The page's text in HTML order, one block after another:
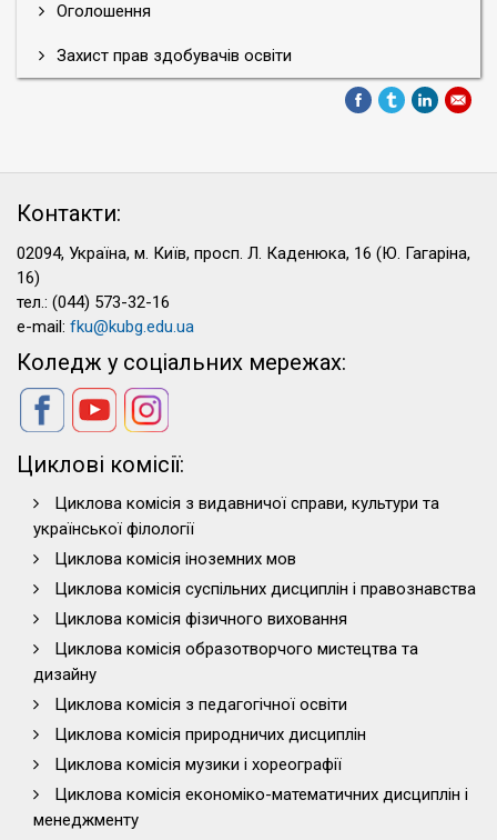
Оголошення
Захист прав здобувачів освіти
Контакти:
02094, Україна, м. Київ, просп. Л. Каденюка, 16 (Ю. Гагаріна,
16)
тел.: (044) 573-32-16
e-mail: fku@kubg.edu.ua
Коледж у соціальних мережах:
Циклові комісії:
Циклова комісія з видавничої справи, культури та
української філології
Циклова комісія іноземних мов
Циклова комісія суспільних дисциплін і правознавства
Циклова комісія фізичного виховання
Циклова комісія образотворчого мистецтва та
дизайну
Циклова комісія з педагогічної освіти
Циклова комісія природничих дисциплін
Циклова комісія музики і хореографії
Циклова комісія економіко-математичних дисциплін і
менеджменту